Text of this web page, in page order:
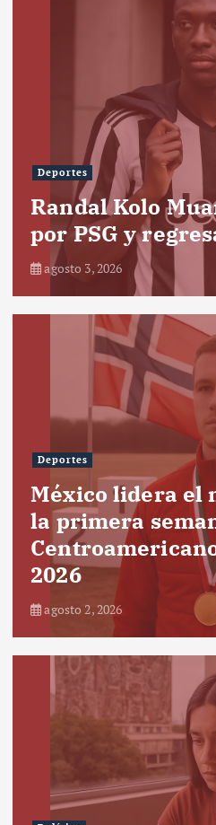
Deportes
Randal Kolo
por PSG y
agosto 3, 2026
Deportes
México lidera el
la primera
2026
agosto 2, 2026